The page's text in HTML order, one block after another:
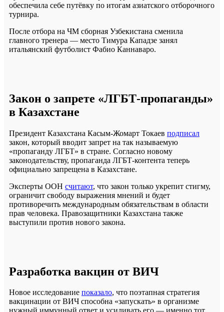
обеспечила себе путёвку по итогам азиатского отборочного
турнира.
После отбора на ЧМ сборная Узбекистана сменила
главного тренера — место Тимура Кападзе занял
итальянский футболист Фабио Каннаваро.
Закон о запрете «ЛГБТ-пропаганды»
в Казахстане
Президент Казахстана Касым-Жомарт Токаев подписал
закон, который вводит запрет на так называемую
«пропаганду ЛГБТ» в стране. Согласно новому
законодательству, пропаганда ЛГБТ-контента теперь
официально запрещена в Казахстане.
Эксперты ООН считают, что закон только укрепит стигму,
ограничит свободу выражения мнений и будет
противоречить международным обязательствам в области
прав человека. Правозащитники Казахстана также
выступили против нового закона.
Разработка вакцин от ВИЧ
Новое исследование показало, что поэтапная стратегия
вакцинации от ВИЧ способна «запускать» в организме